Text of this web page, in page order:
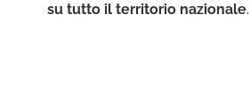
su tutto il territorio nazionale.